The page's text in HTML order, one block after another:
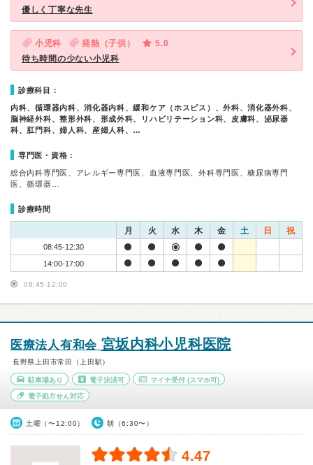
優しく丁寧な先生
小児科 発熱（子供）
5.0
待ち時間の少ない小児科
診療科目：
内科、循環器内科、消化器内科、緩和ケア（ホスピス）、外科、消化器外科、
脳神経外科、整形外科、形成外科、リハビリテーション科、皮膚科、泌尿器
科、肛門科、婦人科、産婦人科、…
専門医・資格：
総合内科専門医、アレルギー専門医、血液専門医、外科専門医、糖尿病専門
医、循環器…
診療時間
月 火 水 木 金 土 日 祝
08:45-12:30
14:00-17:00
08:45-12:00
医療法人有和会 宮坂内科小児科医院
長野県上田市常田（上田駅）
駐車場あり 電子決済可 マイナ受付 (スマホ可)
電子処方せん対応
土曜（〜12:00） 朝（6:30〜）
4.47